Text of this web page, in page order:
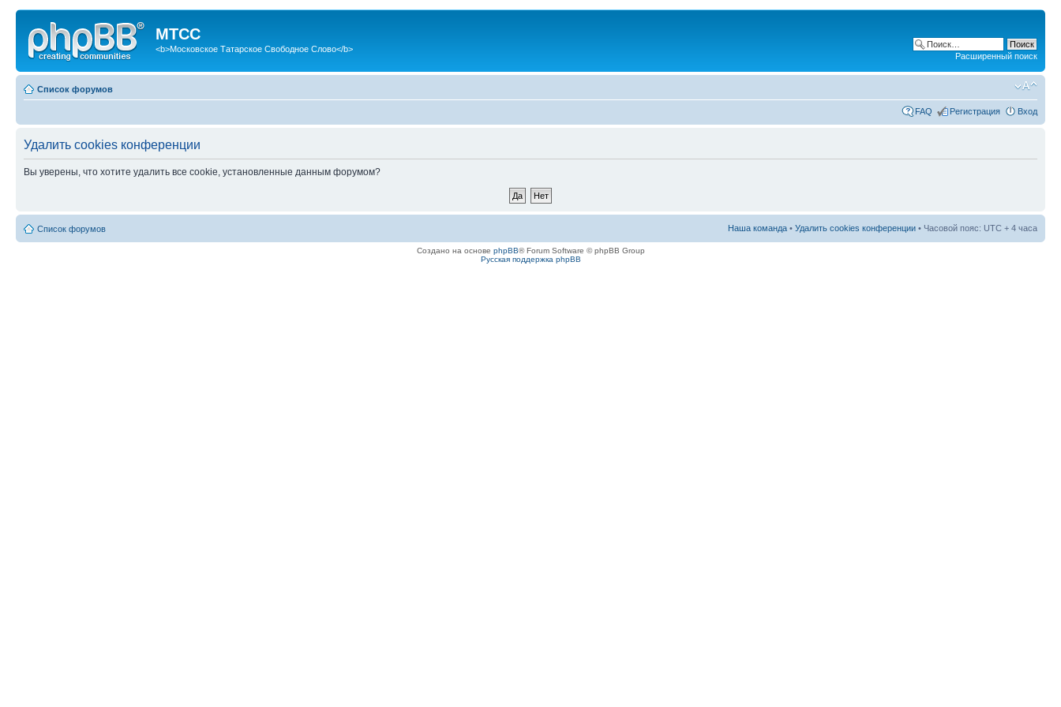
МТСС
<b>Московское Татарское Свободное Слово</b>
Расширенный поиск
Список форумов
FAQ Регистрация Вход
Удалить cookies конференции
Вы уверены, что хотите удалить все cookie, установленные данным форумом?
Список форумов Наша команда • Удалить cookies конференции • Часовой пояс: UTC + 4 часа
Создано на основе phpBB® Forum Software © phpBB Group
Русская поддержка phpBB